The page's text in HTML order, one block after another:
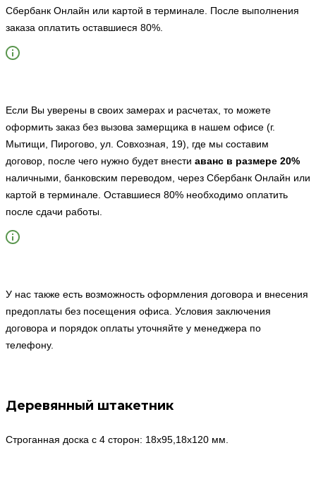
Сбербанк Онлайн или картой в терминале. После выполнения
заказа оплатить оставшиеся 80%.
Если Вы уверены в своих замерах и расчетах, то можете
оформить заказ без вызова замерщика в нашем офисе (г.
Мытищи, Пирогово, ул. Совхозная, 19), где мы составим
договор, после чего нужно будет внести аванс в размере 20%
наличными, банковским переводом, через Сбербанк Онлайн или
картой в терминале. Оставшиеся 80% необходимо оплатить
после сдачи работы.
У нас также есть возможность оформления договора и внесения
предоплаты без посещения офиса. Условия заключения
договора и порядок оплаты уточняйте у менеджера по
телефону.
Деревянный штакетник
Строганная доска с 4 сторон: 18х95,18х120 мм.